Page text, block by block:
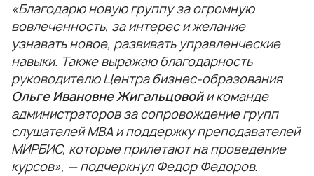
«Благодарю новую группу за огромную
вовлеченность, за интерес и желание
узнавать новое, развивать управленческие
навыки. Также выражаю благодарность
руководителю Центра бизнес-образования
Ольге ИвановнеЖигальцовойи команде
администраторов за сопровождение групп
слушателей МВА и поддержку преподавателей
МИРБИС, которые прилетают на проведение
курсов», — подчеркнул Федор Федоров.